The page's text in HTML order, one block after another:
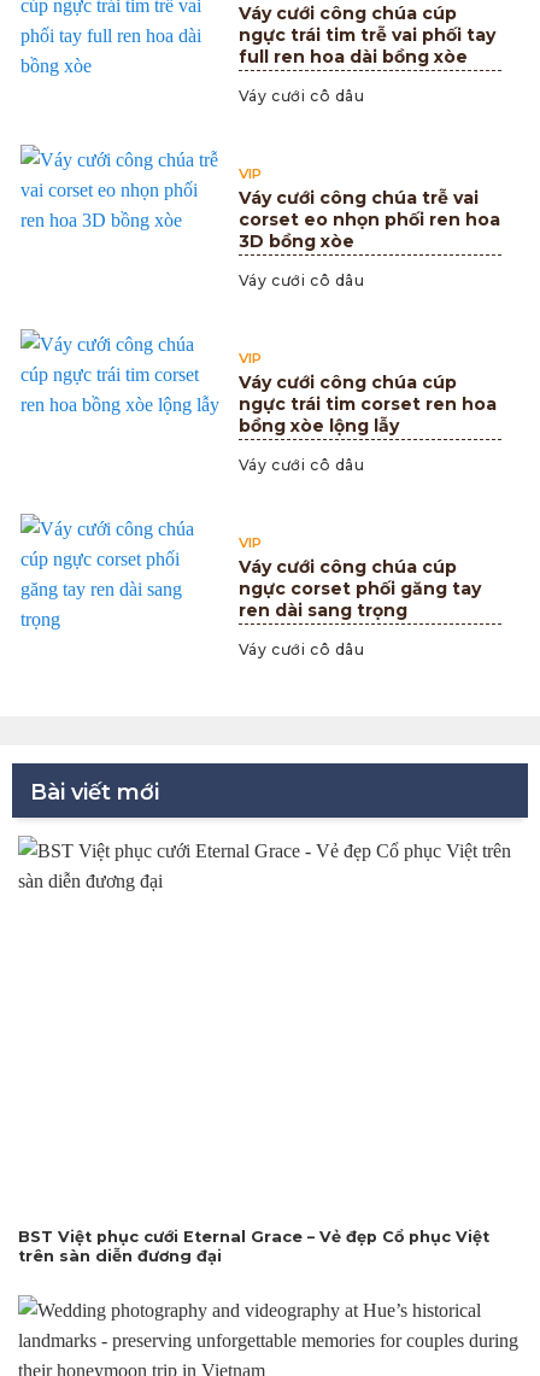
Váy cưới công chúa cúp
ngực trái tim trễ vai phối tay
full ren hoa dài bồng xòe
Váy cưới cô dâu
VIP
Váy cưới công chúa trễ vai
corset eo nhọn phối ren hoa
3D bồng xòe
Váy cưới cô dâu
VIP
Váy cưới công chúa cúp
ngực trái tim corset ren hoa
bồng xòe lộng lẫy
Váy cưới cô dâu
VIP
Váy cưới công chúa cúp
ngực corset phối găng tay
ren dài sang trọng
Váy cưới cô dâu
Bài viết mới
BST Việt phục cưới Eternal Grace – Vẻ đẹp Cổ phục Việt
trên sàn diễn đương đại